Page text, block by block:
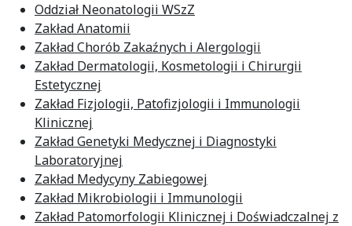
Oddział Neonatologii WSzZ
Zakład Anatomii
Zakład Chorób Zakaźnych i Alergologii
Zakład Dermatologii, Kosmetologii i Chirurgii
Estetycznej
Zakład Fizjologii, Patofizjologii i Immunologii
Klinicznej
Zakład Genetyki Medycznej i Diagnostyki
Laboratoryjnej
Zakład Medycyny Zabiegowej
Zakład Mikrobiologii i Immunologii
Zakład Patomorfologii Klinicznej i Doświadczalnej z